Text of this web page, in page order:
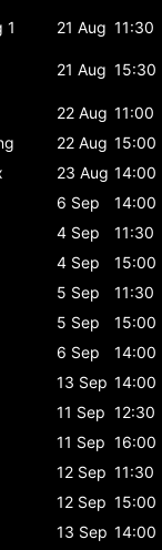
1 21 Aug 11:30
21 Aug 15:30
22 Aug 11:00
22 Aug 15:00
23 Aug 14:00
6 Sep
14:00
4 Sep
11:30
4 Sep
15:00
5 Sep
11:30
5 Sep
15:00
6 Sep
14:00
13 Sep 14:00
11 Sep 12:30
11 Sep 16:00
12 Sep 11:30
12 Sep 15:00
13 Sep 14:00